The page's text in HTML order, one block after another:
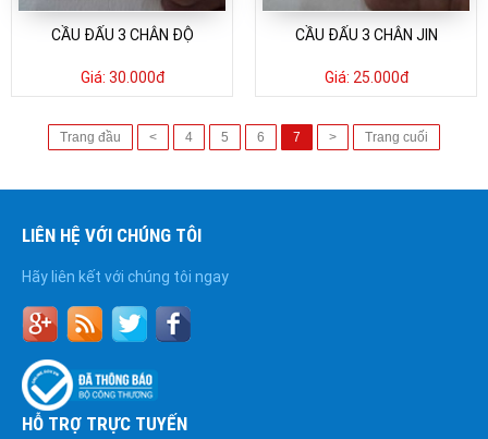
CẦU ĐẤU 3 CHÂN ĐỘ
Giá: 30.000đ
CẦU ĐẤU 3 CHÂN JIN
Giá: 25.000đ
Trang đầu < 4 5 6 7 > Trang cuối
LIÊN HỆ VỚI CHÚNG TÔI
Hãy liên kết với chúng tôi ngay
HỖ TRỢ TRỰC TUYẾN